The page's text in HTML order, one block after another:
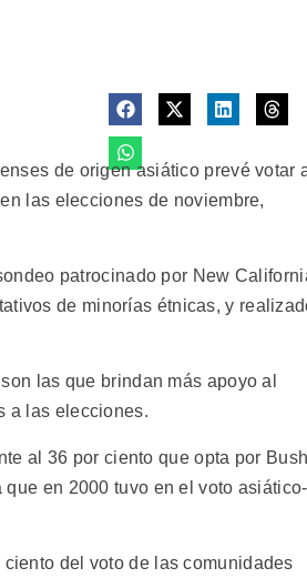
de origen asiático prevé votar
las elecciones de noviembre,
patrocinado por New
de minorías étnicas, y
las que brindan más apoyo al
a las elecciones.
al 36 por ciento que opta por
en 2000 tuvo en el voto asiático-
del voto de las comunidades